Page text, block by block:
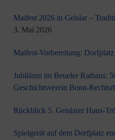
Maifest 2026 in Geislar –
3. Mai 2026
Maifest-Vorbereitung:
Jubiläum im Beueler Rathaus:
Geschichtsverein Bonn-
Rückblick 5. Geislarer Haus-
Spielgerät auf dem Dorfplatz